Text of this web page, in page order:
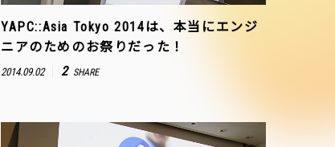
YAPC::Asia Tokyo 2014は、本当にエンジ
ニアのためのお祭りだった！
2014.09.02 2 SHARE